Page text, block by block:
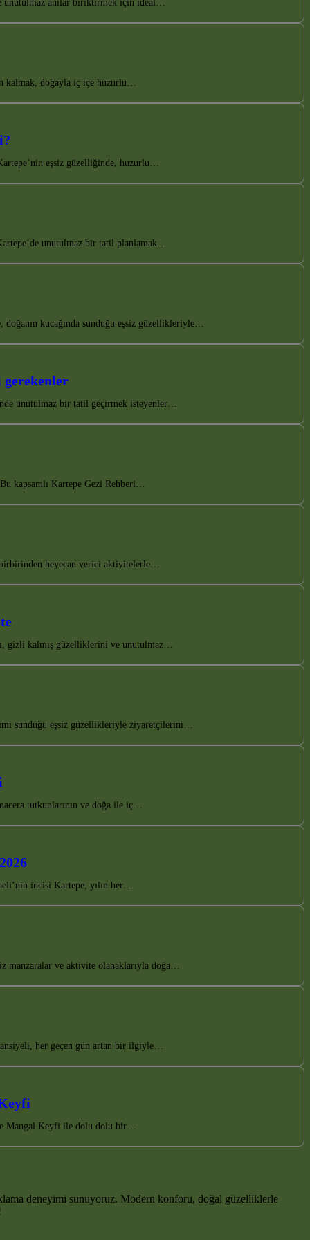
unutulmaz anılar biriktirmek için ideal…
kalmak, doğayla iç içe huzurlu…
eşsiz güzelliğinde, huzurlu…
unutulmaz bir tatil planlamak…
kucağında sunduğu eşsiz güzellikleriyle…
gerekenler
unutulmaz bir tatil geçirmek isteyenler…
kapsamlı Kartepe Gezi Rehberi…
heyecan verici aktivitelerle…
gizli kalmış güzelliklerini ve unutulmaz…
sunduğu eşsiz güzellikleriyle ziyaretçilerini…
tutkunlarının ve doğa ile iç…
incisi Kartepe, yılın her…
manzaralar ve aktivite olanaklarıyla doğa…
her geçen gün artan bir ilgiyle…
Mangal Keyfi ile dolu dolu bir…
deneyimi sunuyoruz. Modern konforu, doğal güzelliklerle